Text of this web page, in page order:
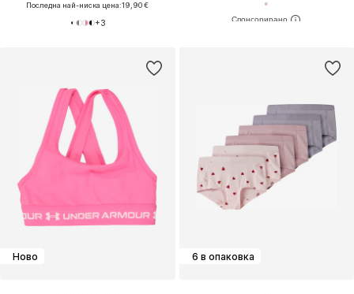
Последна най-ниска цена:19,90 €
+3
Ново 6 в опаковка